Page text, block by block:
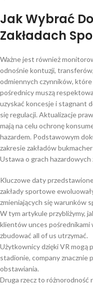
Jak Wybrać
Zakładach
Ważne jest również
odnośnie kontuzji,
odmiennych czynników, które
pośrednicy muszą
uzyskać koncesje i stagnant
się regulacji. Aktualizacje
mają na celu ochronę
hazardem. Podstawowym
zakresie zakładów
Ustawa o grach
Kluczowe daty
zakłady sportowe
zmieniających się warunków
W tym artykule przybliżymy,
klientów unces pośrednikami
zbudować all of us utrzymać.
Użytkownicy dzięki VR mogą
stadionie, company znacznie
obstawiania.
Druga rzecz to